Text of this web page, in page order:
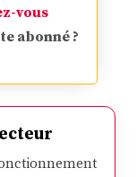
vous
abonné ?